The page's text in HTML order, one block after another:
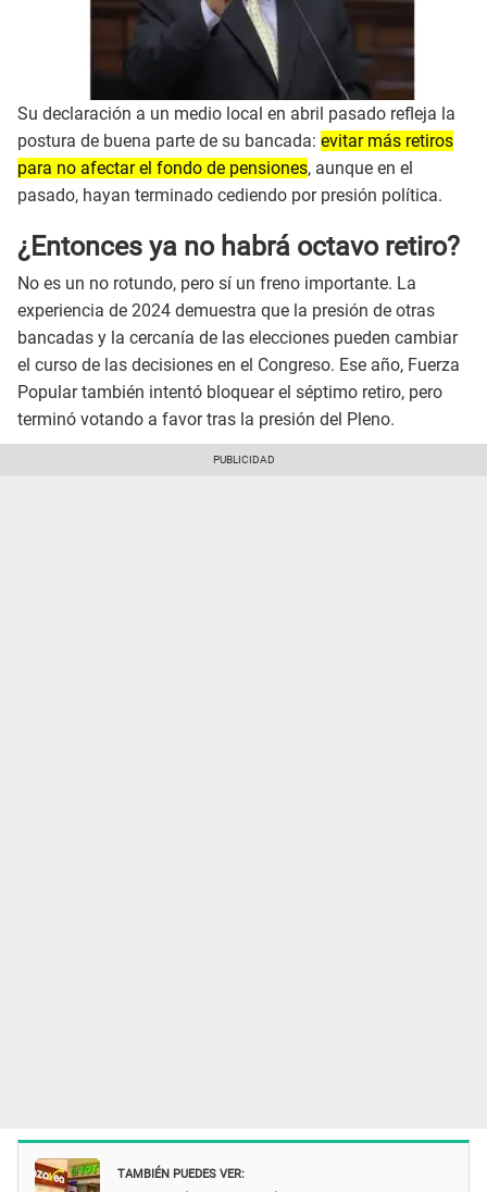
Su declaración a un medio local en abril pasado refleja la
postura de buena parte de su bancada: evitar más retiros
para no afectar el fondo de pensiones, aunque en el
pasado, hayan terminado cediendo por presión política.
¿Entonces ya no habrá octavo retiro?
No es un no rotundo, pero sí un freno importante. La
experiencia de 2024 demuestra que la presión de otras
bancadas y la cercanía de las elecciones pueden cambiar
el curso de las decisiones en el Congreso. Ese año, Fuerza
Popular también intentó bloquear el séptimo retiro, pero
terminó votando a favor tras la presión del Pleno.
TAMBIÉN PUEDES VER: